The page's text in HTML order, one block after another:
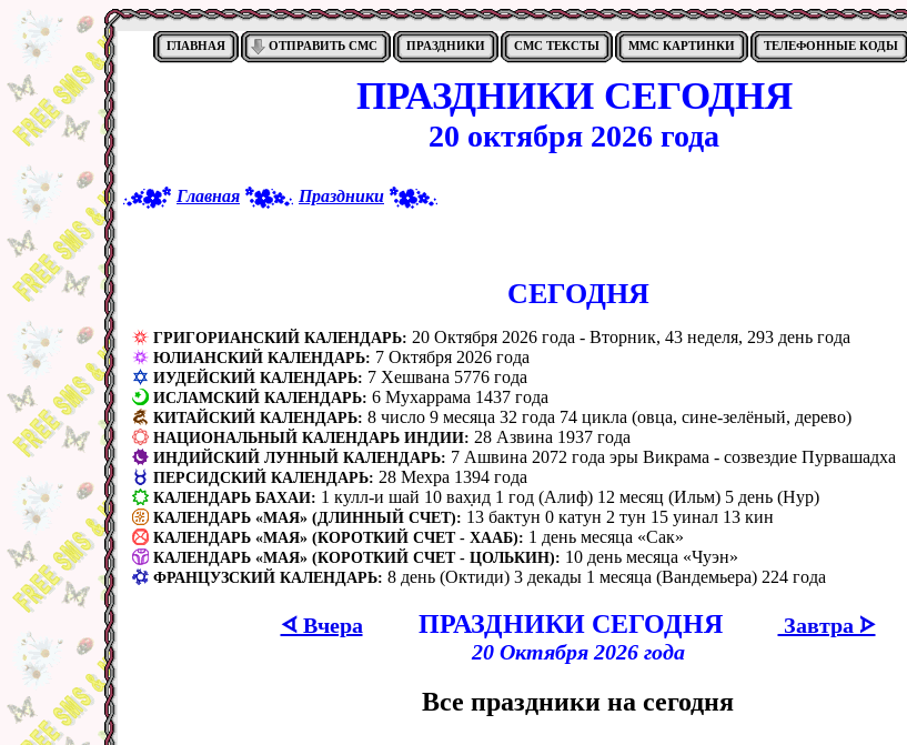
ГЛАВНАЯ ОТПРАВИТЬ СМС ПРАЗДНИКИ СМС ТЕКСТЫ ММС КАРТИНКИ ТЕЛЕФОННЫЕ КОДЫ
ПРАЗДНИКИ СЕГОДНЯ
20 октября 2026 года
Главная Праздники
CЕГОДНЯ
ГРИГОРИАНСКИЙ КАЛЕНДАРЬ: 20 Октября 2026 года - Вторник, 43 неделя, 293 день года
ЮЛИАНСКИЙ КАЛЕНДАРЬ: 7 Октября 2026 года
ИУДЕЙСКИЙ КАЛЕНДАРЬ: 7 Хешвана 5776 года
ИСЛАМСКИЙ КАЛЕНДАРЬ: 6 Мухаррама 1437 года
КИТАЙСКИЙ КАЛЕНДАРЬ: 8 число 9 месяца 32 года 74 цикла (овца, сине-зелёный, дерево)
НАЦИОНАЛЬНЫЙ КАЛЕНДАРЬ ИНДИИ: 28 Азвина 1937 года
ИНДИЙСКИЙ ЛУННЫЙ КАЛЕНДАРЬ: 7 Ашвина 2072 года эры Викрама - созвездие Пурвашадха
ПЕРСИДСКИЙ КАЛЕНДАРЬ: 28 Мехра 1394 года
КАЛЕНДАРЬ БАХАИ: 1 кулл-и шай 10 вах̣ид 1 год (Алиф) 12 месяц (Ильм) 5 день (Нур)
КАЛЕНДАРЬ «МАЯ» (ДЛИННЫЙ СЧЕТ): 13 бактун 0 катун 2 тун 15 уинал 13 кин
КАЛЕНДАРЬ «МАЯ» (КОРОТКИЙ СЧЕТ - ХААБ): 1 день месяца «Сак»
КАЛЕНДАРЬ «МАЯ» (КОРОТКИЙ СЧЕТ - ЦОЛЬКИН): 10 день месяца «Чуэн»
ФРАНЦУЗСКИЙ КАЛЕНДАРЬ: 8 день (Октиди) 3 декады 1 месяца (Вандемьера) 224 года
ᗏ Вчера ПРАЗДНИКИ СЕГОДНЯ
Завтра ᗌ
20 Октября 2026 года
Все праздники на сегодня